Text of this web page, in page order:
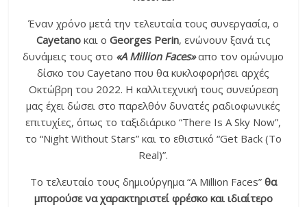
Έναν χρόνο μετά την τελευταία τους συνεργασία, ο
Cayetanoκαι ο Georges Perin, ενώνουν ξανά τις
δυνάμεις τους στο «A Million Faces»απο τον ομώνυμο
δίσκο του Cayetano που θα κυκλοφορήσει αρχές
Οκτώβρη του 2022. Η καλλιτεχνική τους συνεύρεση
μας έχει δώσει στο παρελθόν δυνατές ραδιοφωνικές
επιτυχίες, όπως το ταξιδιάρικο “There Is A Sky Now”,
το “Night Without Stars” και το εθιστικό “Get Back (To
Real)”.
Το τελευταίο τους δημιούργημα “A Million Faces” θα
μπορούσε να χαρακτηριστεί φρέσκο και ιδιαίτερο